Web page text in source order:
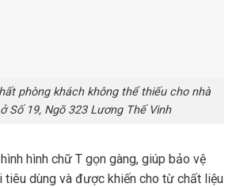
phòng khách không thể thiếu cho nhà
Số 19, Ngõ 323 Lương Thế Vinh
hình chữ T gọn gàng, giúp bảo vệ
tiêu dùng và được khiến cho từ chất liệu